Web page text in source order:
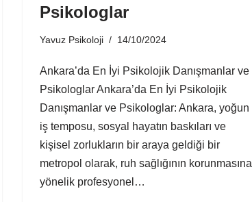
Psikologlar
Yavuz Psikoloji 14/10/2024
Ankara’da En İyi Psikolojik Danışmanlar ve
Psikologlar Ankara’da En İyi Psikolojik
Danışmanlar ve Psikologlar: Ankara, yoğun
iş temposu, sosyal hayatın baskıları ve
kişisel zorlukların bir araya geldiği bir
metropol olarak, ruh sağlığının korunmasına
yönelik profesyonel…